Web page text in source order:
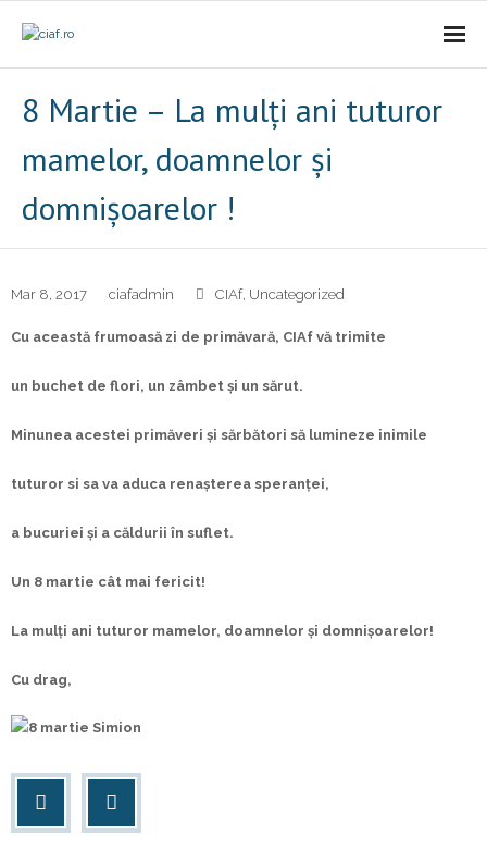
- Cariere
- Comunicat
Firme incubate
SAL
Contact
8 Martie – La mulți ani tuturor
mamelor, doamnelor și
domnișoarelor !
Mar 8, 2017 ciafadmin CIAf, Uncategorized
Cu această frumoasă zi de primăvară, CIAf vă trimite
un buchet de flori, un zâmbet și un sărut.
Minunea acestei primăveri și sărbători să lumineze inimile
tuturor si sa va aduca renașterea speranței,
a bucuriei și a căldurii în suflet.
Un 8 martie cât mai fericit!
La mulți ani tuturor mamelor, doamnelor și domnișoarelor!
Cu drag,